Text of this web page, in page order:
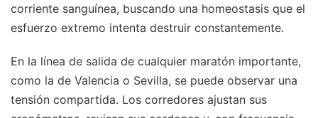
corriente sanguínea, buscando una homeostasis que el
esfuerzo extremo intenta destruir constantemente.
En la línea de salida de cualquier maratón importante,
como la de Valencia o Sevilla, se puede observar una
tensión compartida. Los corredores ajustan sus